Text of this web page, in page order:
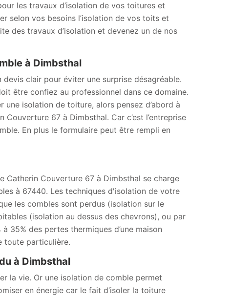
les travaux d’isolation de vos toitures et
selon vos besoins l’isolation de vos toits et
des travaux d’isolation et devenez un de nos
à Dimbsthal
clair pour éviter une surprise désagréable.
être confiez au professionnel dans ce domaine.
isolation de toiture, alors pensez d’abord à
67 à Dimbsthal. Car c’est l’entreprise
En plus le formulaire peut être rempli en
Catherin Couverture 67 à Dimbsthal se charge
à 67440. Les techniques d'isolation de votre
les combles sont perdus (isolation sur le
(isolation au dessus des chevrons), ou par
35% des pertes thermiques d’une maison
toute particulière.
à Dimbsthal
la vie. Or une isolation de comble permet
en énergie car le fait d’isoler la toiture